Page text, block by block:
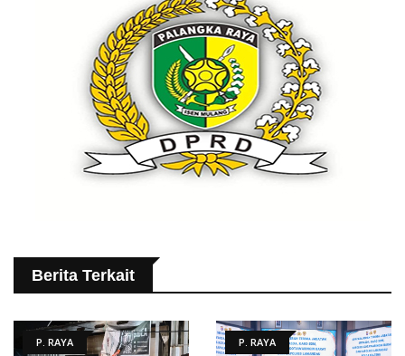
Berita Terkait
P. RAYA P. RAYA